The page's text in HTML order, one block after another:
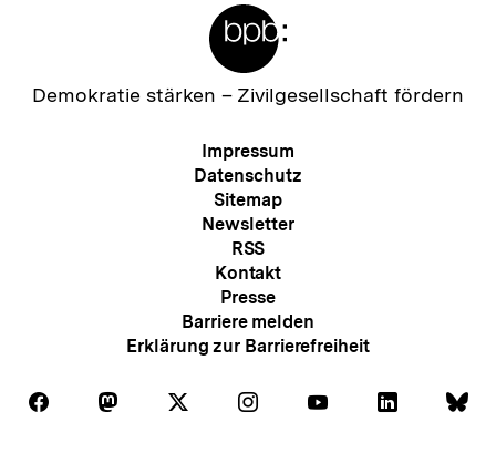
Zur
Demokratie stärken – Zivilgesellschaft fördern
Meta-
Navigation
Impressum
Datenschutz
Sitemap
Newsletter
RSS
Kontakt
Presse
Barriere melden
Erklärung zur Barrierefreiheit
Folgen
Auf
Folgen Folgen Folgen
Auf
Folgen Folgen